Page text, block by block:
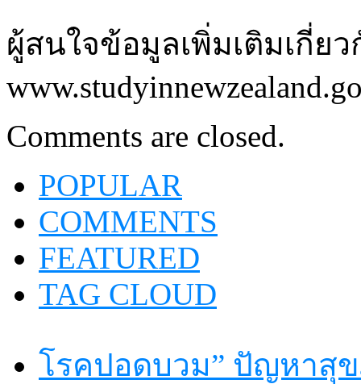
ผู้สนใจข้อมูลเพิ่มเติมเกี่ย
Comments are closed.
POPULAR
COMMENTS
FEATURED
TAG CLOUD
โรคปอดบวม” ปัญหาสุ